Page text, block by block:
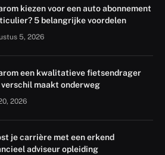
kiezen voor een auto abonnement
5 belangrijke voordelen
5, 2026
een kwalitatieve fietsendrager
verschil maakt onderweg
2026
je carrière met een erkend
adviseur opleiding